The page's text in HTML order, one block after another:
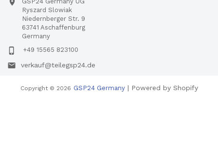
Ryszard Slowiak
Niedernberger Str. 9
63741 Aschaffenburg
Germany
+49 15565 823100
verkauf@teilegsp24.de
Copyright © 2026 GSP24 Germany| Powered by Shopify